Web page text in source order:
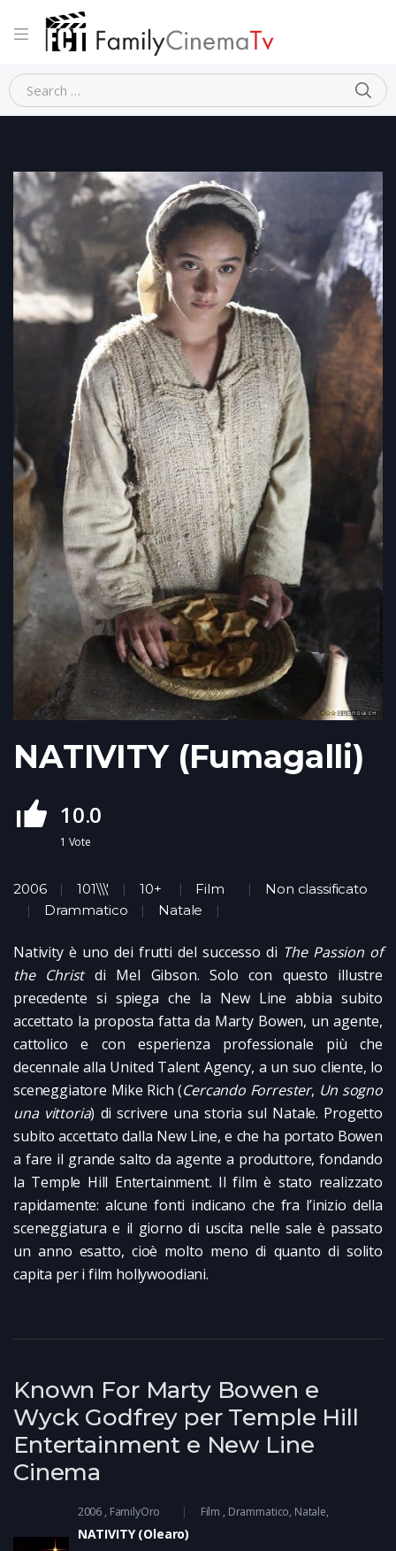
Home Drammatico
NATIVITY (Fumagalli)
10.0
1 Vote
2006 101\\\' 10+ Film
Non classificato
Drammatico
Natale
Nativity è uno dei frutti del successo di The Passion of
the Christdi Mel Gibson. Solo con questo illustre
precedente si spiega che la New Line abbia subito
accettato la proposta fatta da Marty Bowen, un agente,
cattolico e con esperienza professionale più che
decennale alla United Talent Agency, a un suo cliente, lo
sceneggiatore Mike Rich (Cercando Forrester, Un sogno
una vittoria) di scrivere una storia sul Natale. Progetto
subito accettato dalla New Line, e che ha portato Bowen
a fare il grande salto da agente a produttore, fondando
la Temple Hill Entertainment. Il film è stato realizzato
rapidamente: alcune fonti indicano che fra l’inizio della
sceneggiatura e il giorno di uscita nelle sale è passato
un anno esatto, cioè molto meno di quanto di solito
capita per i film hollywoodiani.
Known For Marty Bowen e
Wyck Godfrey per Temple Hill
Entertainment e New Line
Cinema
2006 FamilyOro Film Drammatico Natale
NATIVITY (Olearo)